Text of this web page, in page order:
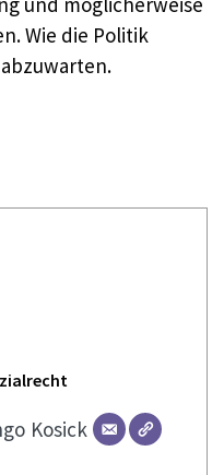
Wie die Politik
Kosick